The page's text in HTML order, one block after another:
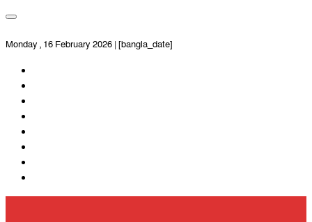
Monday , 16 February 2026 | [bangla_date]